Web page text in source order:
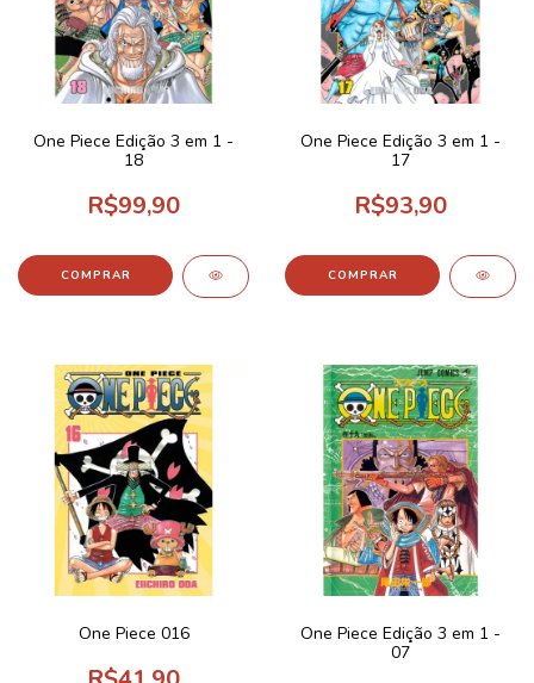
One Piece Edição 3 em 1 -
18
R$99,90
One Piece Edição 3 em 1 -
17
R$93,90
One Piece 016
One Piece Edição 3 em 1 -
07